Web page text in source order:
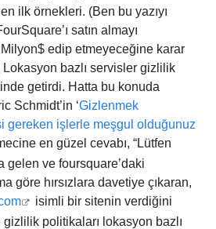
ilk örnekleri. (Ben bu yazıyı
satın almayı
edip etmeyeceğine karar
Lokasyon bazlı servisler gizlilik
getirdi. Hatta bu konuda
Schmidt’in ‘Gizlenmek
gereken işlerle meşgul olduğunuz
en güzel cevabı, “Lütfen
gelen ve foursquare’daki
göre hırsızlara davetiye çıkaran,
isimli bir sitenin verdiğini
politikaları lokasyon bazlı